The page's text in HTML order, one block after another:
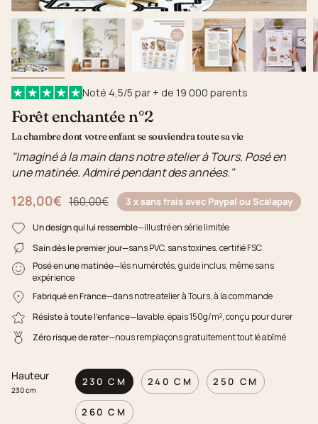
Noté 4,5/5 par + de 19 000 parents
Forêt enchantée n°2
La chambre dont votre enfant se souviendra toute sa vie
"Imaginé à la main dans notre atelier à Tours. Posé en
une matinée. Admiré pendant des années."
128,00€
Prix régulier 160,00€ 3 x sans frais avec Paypal ou Scalapay
Un design qui lui ressemble—illustré en série limitée
Sain dès le premier jour—sans PVC, sans toxines, certifié FSC
Posé en une matinée—lés numérotés, guide inclus, même sans
expérience
Fabriqué en France—dans notre atelier à Tours, à la commande
Résiste à toute l'enfance—lavable, épais 150g/m², conçu pour durer
Zéro risque de rater—nous remplaçons gratuitement tout lé abîmé
Hauteur
230 cm
230 CM 240 CM 250 CM
260 CM